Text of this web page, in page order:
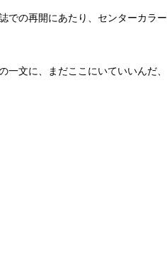
での再開にあたり、センターカラー
文に、まだここにいていいんだ、